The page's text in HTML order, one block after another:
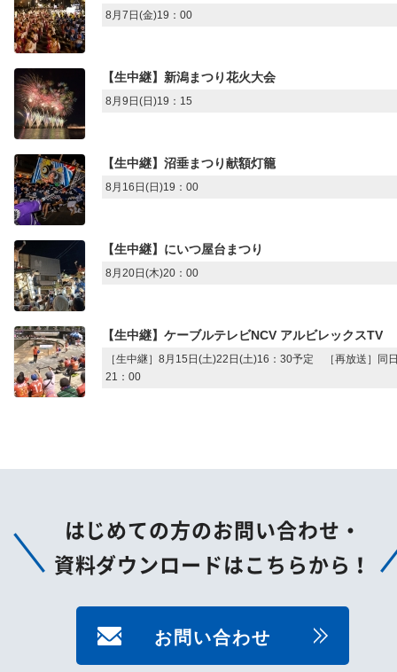
8月7日(金)19：00
【生中継】新潟まつり花火大会
8月9日(日)19：15
【生中継】沼垂まつり献額灯籠
8月16日(日)19：00
【生中継】にいつ屋台まつり
8月20日(木)20：00
【生中継】ケーブルテレビNCV アルビレックスTV
［生中継］8月15日(土)22日(土)16：30予定 ［再放送］同
21：00
はじめての方のお問い合わせ・
資料ダウンロードはこちらから！
お問い合わせ